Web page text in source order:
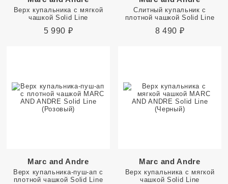
Верх купальника с мягкой
чашкой Solid Line
5 990 ₽
Слитный купальник с
плотной чашкой Solid Line
8 490 ₽
Marc and Andre
Верх купальника-пуш-ап с
плотной чашкой Solid Line
Marc and Andre
Верх купальника с мягкой
чашкой Solid Line